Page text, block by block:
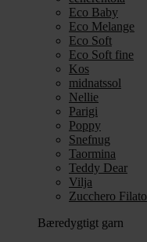
Eco Baby
Eco Melange
Eco Soft
Eco Soft fine
Kos
midnatssol
Nellie
Parigi
Poppy
Snefnug
Taormina
Teddy Dear
Vilja
Zucchero Filato
Bæredygtigt garn